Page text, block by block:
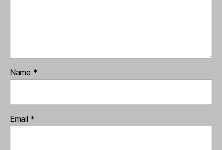
Name *
Email *